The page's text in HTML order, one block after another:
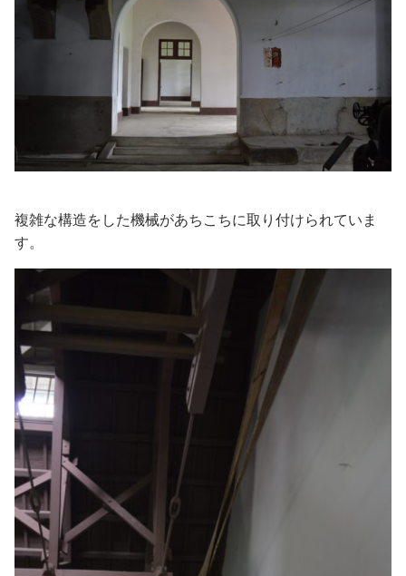
複雑な構造をした機械があちこちに取り付けられていま
す。